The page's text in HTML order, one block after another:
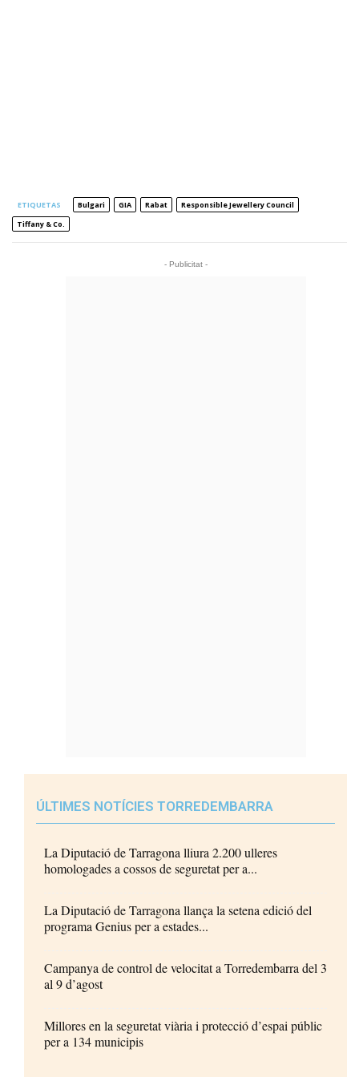
ETIQUETAS Bulgari GIA Rabat
Responsible Jewellery Council
Tiffany & Co.
- Publicitat -
ÚLTIMES NOTÍCIES TORREDEMBARRA
La Diputació de Tarragona lliura 2.200 ulleres
homologades a cossos de seguretat per a...
La Diputació de Tarragona llança la setena edició del
programa Genius per a estades...
Campanya de control de velocitat a Torredembarra del 3
al 9 d’agost
Millores en la seguretat viària i protecció d’espai públic
per a 134 municipis